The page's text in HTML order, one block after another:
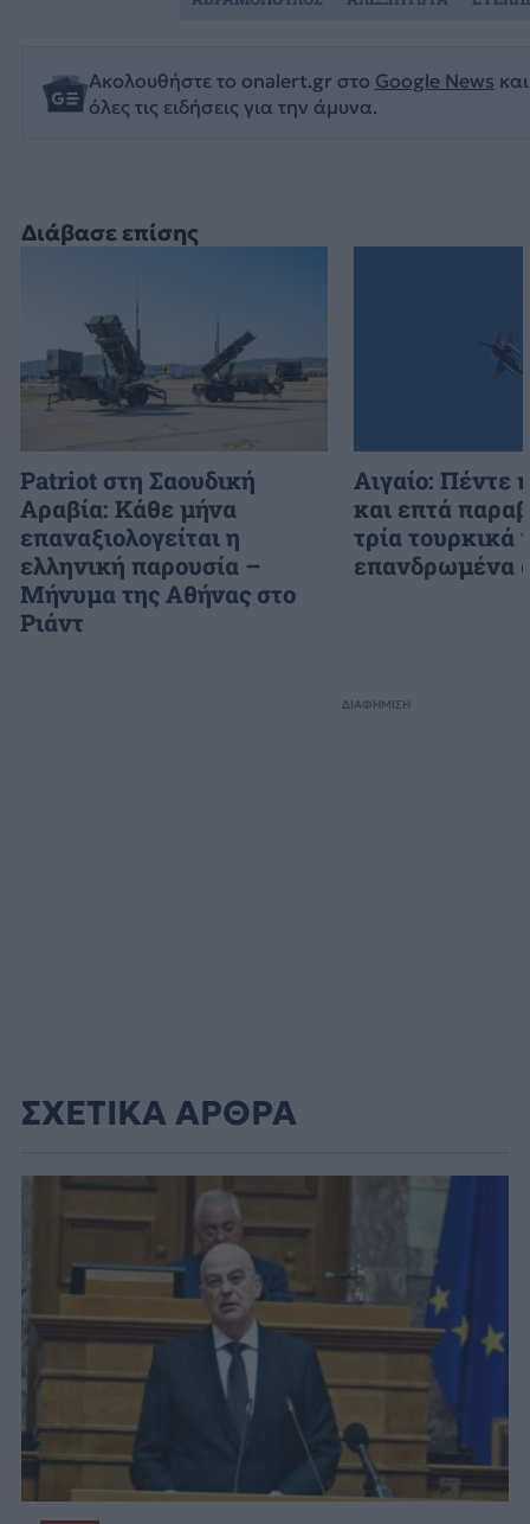
Διάβασε επίσης
Patriot στη Σαουδική
Αραβία: Κάθε μήνα
επαναξιολογείται η
ελληνική παρουσία –
Μήνυμα της Αθήνας στο
Ριάντ
Αιγαίο: Πέντε
και επτά
τρία τουρκικά
επανδρωμένα
Ακολουθήστε το onalert.gr στο Google News
όλες τις ειδήσεις για την άμυνα.
ΔΙΑΦΗΜΙΣΗ
ΣΧΕΤΙΚΑ ΑΡΘΡΑ